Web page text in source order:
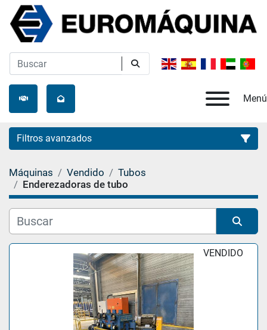
Menú
Filtros avanzados
Categoría
Fabricante
Máquinas Vendido
Tubos
Enderezadoras de tubo
Ordenar por VENDIDO